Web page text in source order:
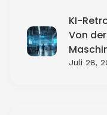
KI-
Von
Juli 28,